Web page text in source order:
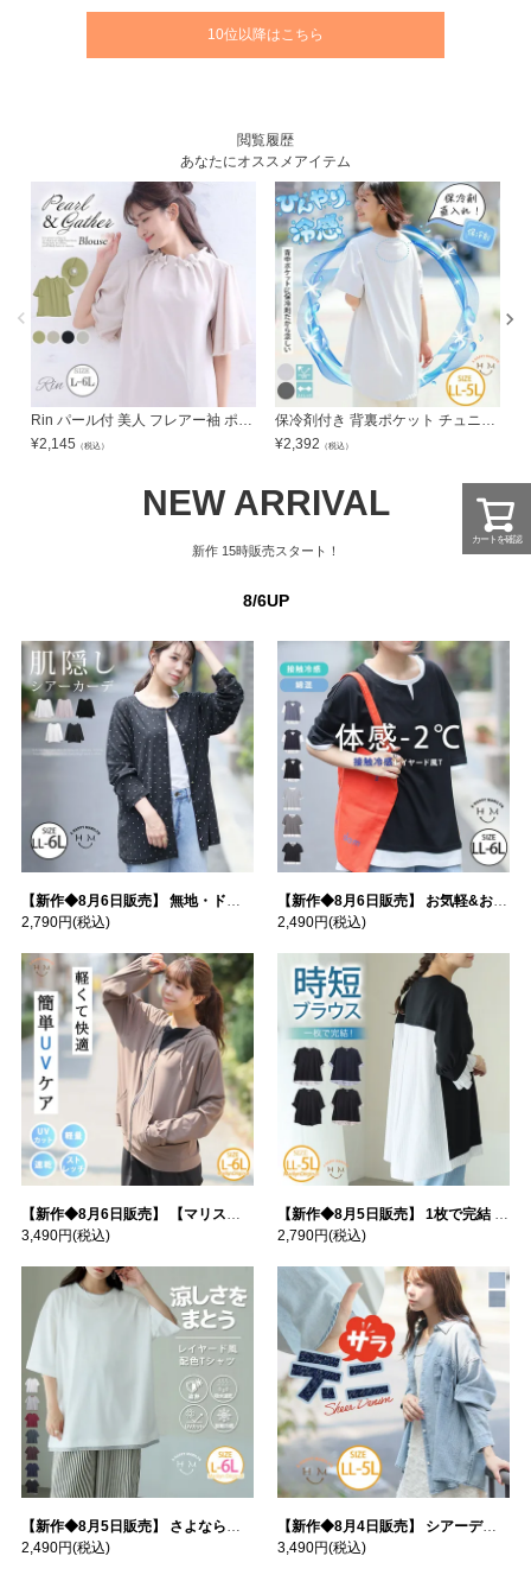
10位以降はこちら
閲覧履歴
あなたにオススメアイテム
Rin パール付 美人 フレアー袖 ポーラ プチハイブラウス | 大きいサイズの通販ならハッピーマリリン
¥2,145 （税込）
保冷剤付き 背裏ポケット チュニック | 大きいサイズの通販ならハッピーマリリン
¥2,392 （税込）
NEW ARRIVAL
新作 15時販売スタート！
8/6UP
【新作◆8月6日販売】 無地・ドット柄から選べる 忍ばせ 活躍 シアー カーデ | 大きいサイズの通販ならハッピーマリリン
2,790円(税込)
【新作◆8月6日販売】 お気軽&お手軽 選べるデザイン 接触冷感 レイヤード風 コットン トップス | 大きいサイズの通販ならハッピーマリリン
2,490円(税込)
【新作◆8月6日販売】 【マリスポーツ】 運動初心者さんのための フード付き パーカー | 大きいサイズの通販ならハッピーマリリン
3,490円(税込)
【新作◆8月5日販売】 1枚で完結 袖口＆バック フハク使い トップス | 大きいサイズの通販ならハッピーマリリン
2,790円(税込)
【新作◆8月5日販売】 さよなら猛暑 涼しさを着る 遮熱 接触冷感 吸水・速乾 五分袖 コンフォートメッシュ 配色レイヤード 風ゆる Tシャツ | 大きいサイズの通販ならハッピーマリリン
2,490円(税込)
【新作◆8月4日販売】 シアーデニムで お洒落に肌隠し | 大きいサイズの通販ならハッピーマリリン
3,490円(税込)
カートを確認